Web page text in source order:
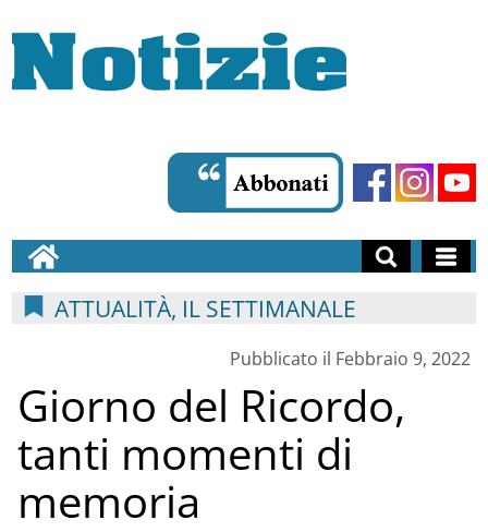
ATTUALITÀ, IL SETTIMANALE
Pubblicato il Febbraio 9, 2022
Giorno del Ricordo,
tanti momenti di
memoria